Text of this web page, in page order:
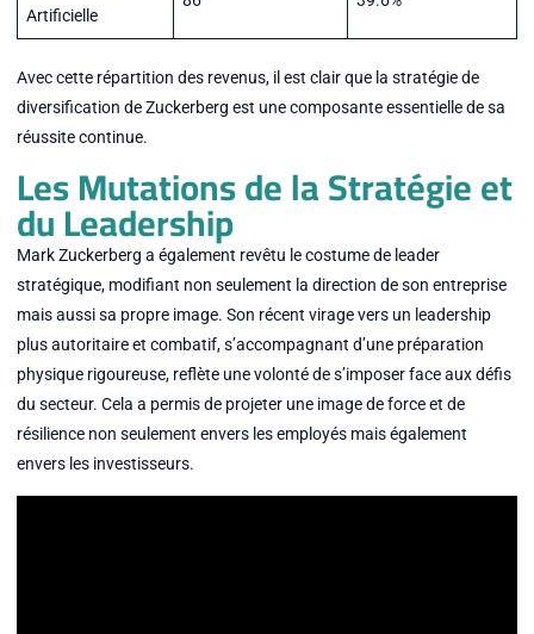
Artificielle
Avec cette répartition des revenus, il est clair que la stratégie de
diversification de Zuckerberg est une composante essentielle de sa
réussite continue.
Les Mutations de la Stratégie et
du Leadership
Mark Zuckerberg a également revêtu le costume de leader
stratégique, modifiant non seulement la direction de son entreprise
mais aussi sa propre image. Son récent virage vers un leadership
plus autoritaire et combatif, s’accompagnant d’une préparation
physique rigoureuse, reflète une volonté de s’imposer face aux défis
du secteur. Cela a permis de projeter une image de force et de
résilience non seulement envers les employés mais également
envers les investisseurs.